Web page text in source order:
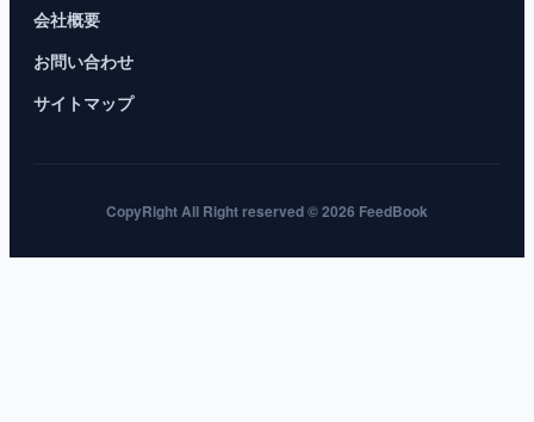
会社概要
お問い合わせ
サイトマップ
CopyRight All Right reserved © 2026 FeedBook